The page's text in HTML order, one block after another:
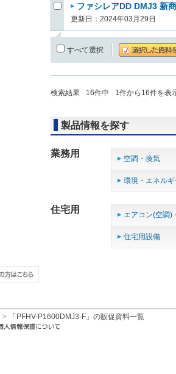
ファシレアDD DMJ3 新
更新日：2024年03月29日
すべて選択
検索結果 16件中 1件から 16件を表
製品情報を探す
業務用 空調・換気
環境・エネル
住宅用 エアコン(空調)
住宅用設備
「PFHV-P1600DMJ3-F」の販促資料一覧